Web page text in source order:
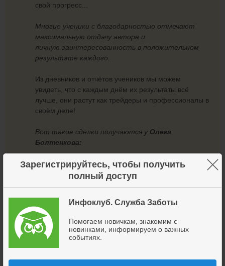
Зарегистрируйтесь, чтобы получить
полный доступ
Инфоклуб. Служба Заботы
Помогаем новичкам, знакомим с
новинками, информируем о важных
событиях.
×
свой прогресс...
Многие ученики с благодарностью отмечают
максимальную отдачу автора и
личную заинтересованность в положительном
результате каждого.
Из дневников и отчётов учеников мы можем
увидеть, что с каждым днём их результаты всё
лучше, они растут как трейдеры и профессионалы в
своём деле!
Вот такие сделки получаются у Олега
Болтенкова: